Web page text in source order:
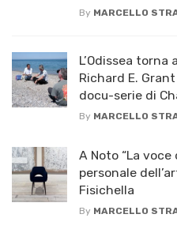
By MARCELLO
L’Odissea
Richard E.
docu-serie di
By MARCELLO
A Noto “La
personale
Fisichella
By MARCELLO